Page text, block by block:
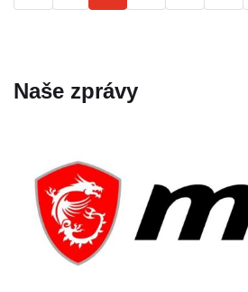
Naše zprávy